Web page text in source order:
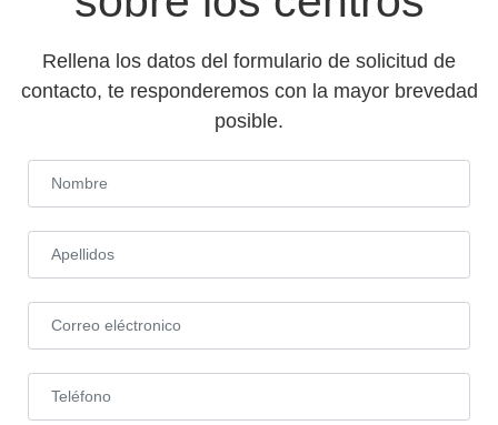
Rellena los datos del formulario de solicitud de
contacto, te responderemos con la mayor brevedad
posible.